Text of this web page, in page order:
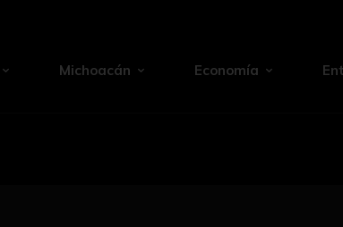
Michoacán Economía